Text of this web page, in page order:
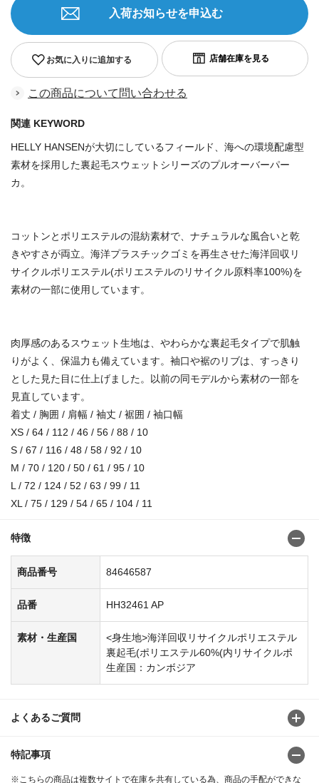
お気に入りに追加する
入荷お知らせを申込む
この商品について問い合わせる
関連 KEYWORD
HELLY HANSENが大切にしているフィールド、海への環境配慮型
素材を採用した裏起毛スウェットシリーズのプルオーバーパー
カ。
コットンとポリエステルの混紡素材で、ナチュラルな風合いと乾
きやすさが両立。海洋プラスチックゴミを再生させた海洋回収リ
サイクルポリエステル(ポリエステルのリサイクル原料率100%)を
素材の一部に使用しています。
肉厚感のあるスウェット生地は、やわらかな裏起毛タイプで肌触
りがよく、保温力も備えています。袖口や裾のリブは、すっきり
とした見た目に仕上げました。以前の同モデルから素材の一部を
見直しています。
着丈 / 胸囲 / 肩幅 / 袖丈 / 裾囲 / 袖口幅
XS / 64 / 112 / 46 / 56 / 88 / 10
S / 67 / 116 / 48 / 58 / 92 / 10
M / 70 / 120 / 50 / 61 / 95 / 10
L / 72 / 124 / 52 / 63 / 99 / 11
XL / 75 / 129 / 54 / 65 / 104 / 11
特徴
商品番号 84646587
品番 HH32461 AP
素材・生産国
<身生地>海洋回収リサイクルポリエステル
裏起毛(ポリエステル60%(内リサイクルポ
生産国：カンボジア
よくあるご質問
特記事項
※こちらの商品は複数サイトで在庫を共有している為、商品の手配ができな